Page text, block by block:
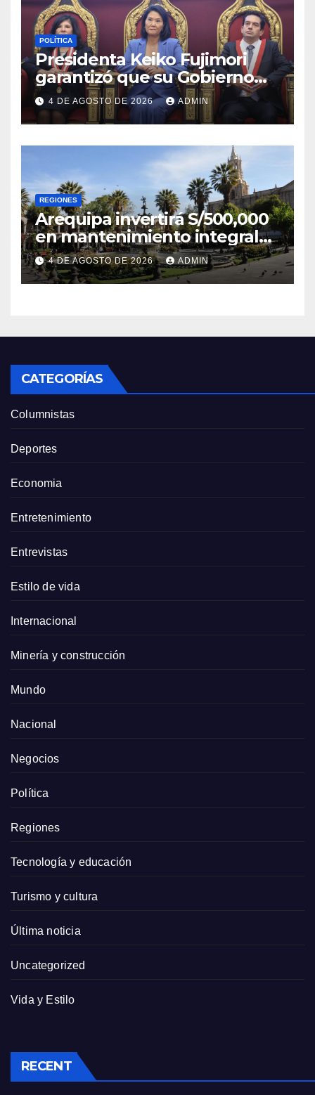
POLÍTICA
Presidenta Keiko Fujimori
garantizó que su Gobierno
respetará la separación de
poderes
4 DE AGOSTO DE 2026 ADMIN
REGIONES
Arequipa invertirá S/500,000
en mantenimiento integral
de la Plaza de Armas
4 DE AGOSTO DE 2026 ADMIN
CATEGORÍAS
Columnistas
Deportes
Economia
Entretenimiento
Entrevistas
Estilo de vida
Internacional
Minería y construcción
Mundo
Nacional
Negocios
Política
Regiones
Tecnología y educación
Turismo y cultura
Última noticia
Uncategorized
Vida y Estilo
RECENT